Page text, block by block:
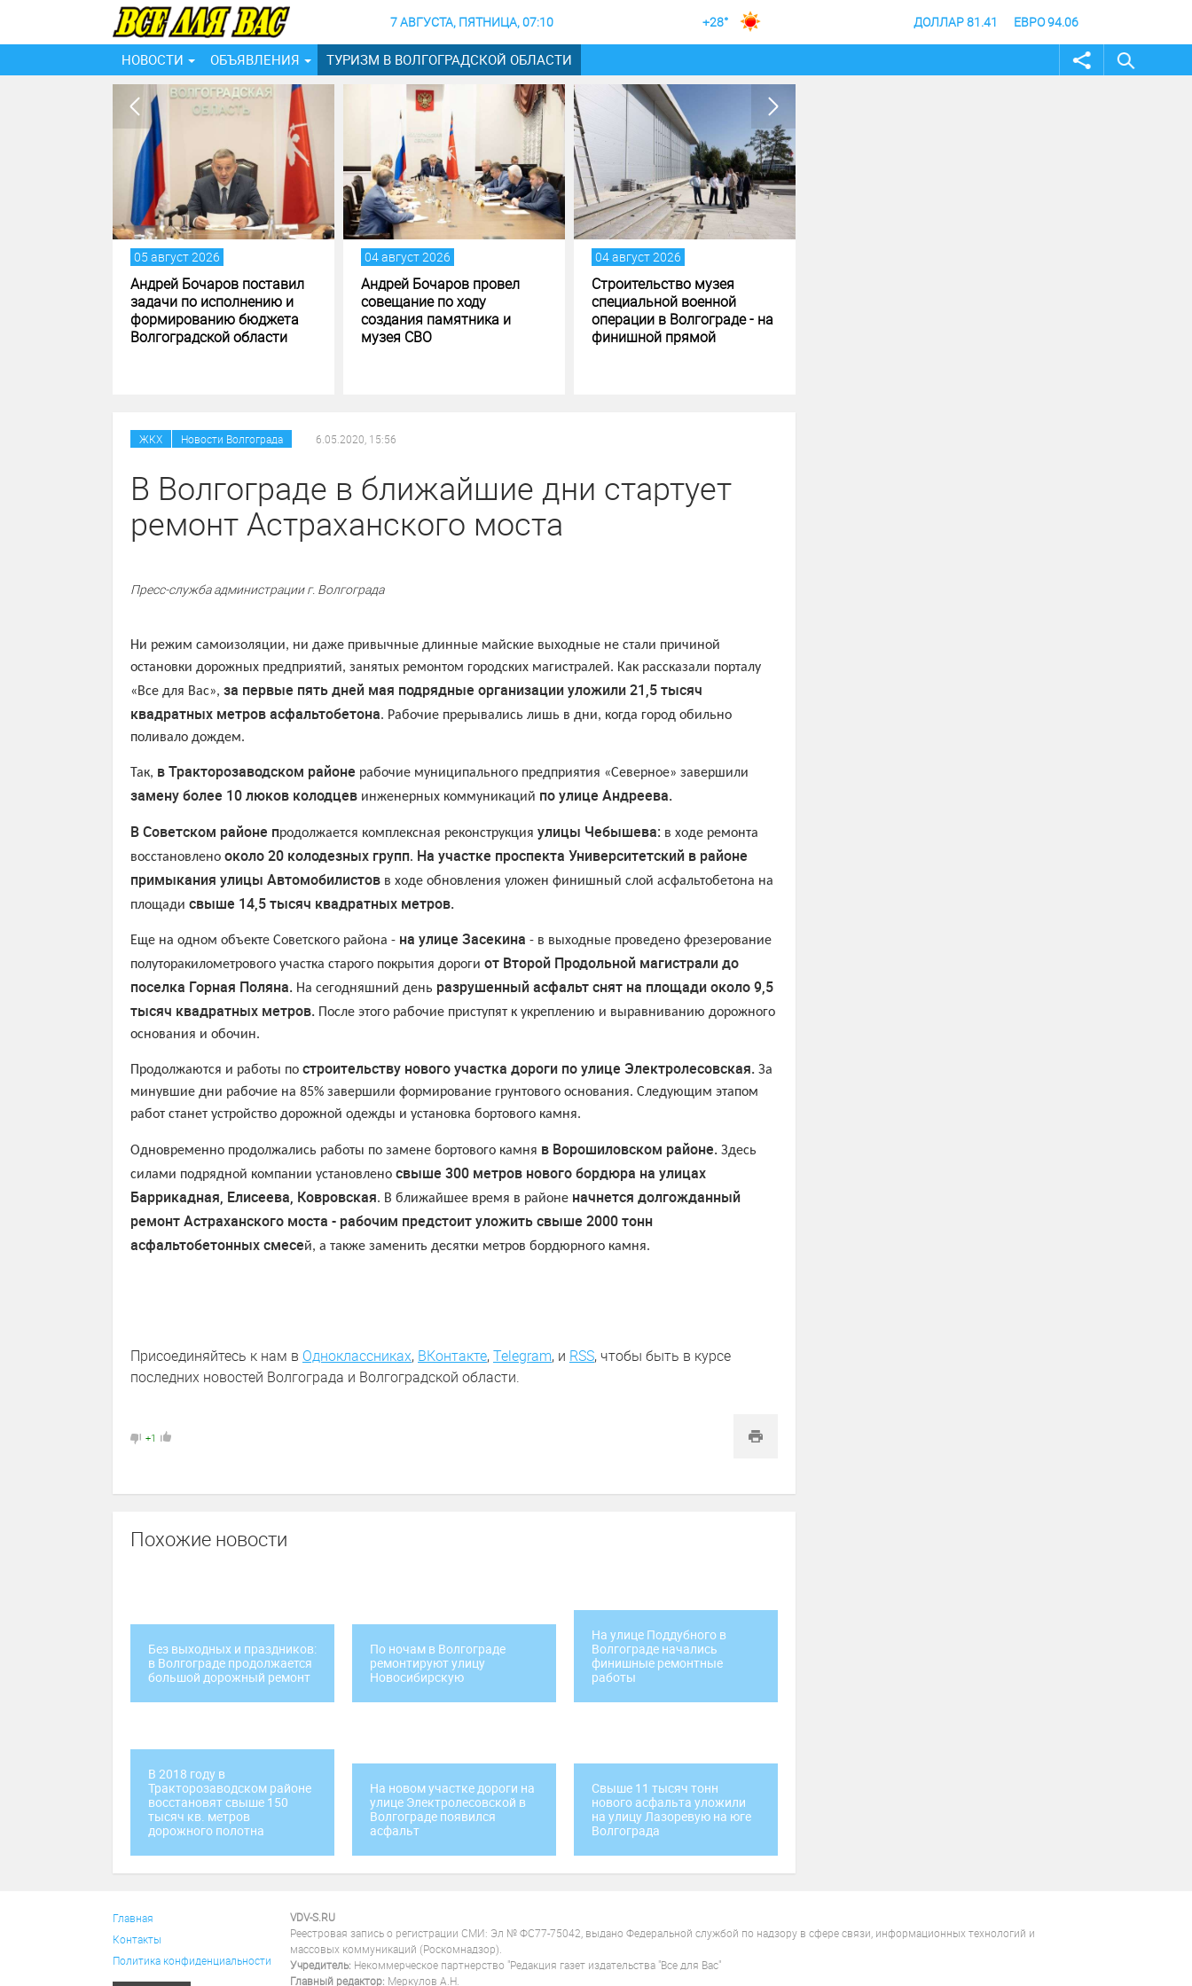
7 АВГУСТА, ПЯТНИЦА, 07:10 +28° ДОЛЛАР 81.41 ЕВРО 94.06
НОВОСТИ ОБЪЯВЛЕНИЯ ТУРИЗМ В ВОЛГОГРАДСКОЙ ОБЛАСТИ
05 август 2026
Андрей Бочаров поставил
задачи по исполнению и
формированию бюджета
Волгоградской области
04 август 2026
Андрей Бочаров провел
совещание по ходу
создания памятника и
музея СВО
04 август 2026
Строительство музея
специальной военной
операции в Волгограде - на
финишной прямой
ЖКХ Новости Волгограда 6.05.2020, 15:56
В Волгограде в ближайшие дни стартует
ремонт Астраханского моста
Пресс-служба администрации г. Волгограда
Ни режим самоизоляции, ни даже привычные длинные майские выходные не стали причиной
остановки дорожных предприятий, занятых ремонтом городских магистралей. Как рассказали порталу
«Все для Вас», за первые пять дней мая подрядные организации уложили 21,5 тысяч
квадратных метров асфальтобетона. Рабочие прерывались лишь в дни, когда город обильно
поливало дождем.
Так, в Тракторозаводском районе рабочие муниципального предприятия «Северное» завершили
замену более 10 люков колодцев инженерных коммуникаций по улице Андреева.
В Советском районе продолжается комплексная реконструкция улицы Чебышева: в ходе ремонта
восстановлено около 20 колодезных групп. На участке проспекта Университетский в районе
примыкания улицы Автомобилистов в ходе обновления уложен финишный слой асфальтобетона на
площади свыше 14,5 тысяч квадратных метров.
Еще на одном объекте Советского района - на улице Засекина - в выходные проведено фрезерование
полуторакилометрового участка старого покрытия дороги от Второй Продольной магистрали до
поселка Горная Поляна. На сегодняшний день разрушенный асфальт снят на площади около 9,5
тысяч квадратных метров. После этого рабочие приступят к укреплению и выравниванию дорожного
основания и обочин.
Продолжаются и работы по строительству нового участка дороги по улице Электролесовская. За
минувшие дни рабочие на 85% завершили формирование грунтового основания. Следующим этапом
работ станет устройство дорожной одежды и установка бортового камня.
Одновременно продолжались работы по замене бортового камня в Ворошиловском районе. Здесь
силами подрядной компании установлено свыше 300 метров нового бордюра на улицах
Баррикадная, Елисеева, Ковровская. В ближайшее время в районе начнется долгожданный
ремонт Астраханского моста - рабочим предстоит уложить свыше 2000 тонн
асфальтобетонных смесей, а также заменить десятки метров бордюрного камня.
Присоединяйтесь к нам в Одноклассниках, ВКонтакте,Telegram, и RSS, чтобы быть в курсе
последних новостей Волгограда и Волгоградской области.
+1
Похожие новости
Без выходных и праздников:
в Волгограде продолжается
большой дорожный ремонт
По ночам в Волгограде
ремонтируют улицу
Новосибирскую
На улице Поддубного в
Волгограде начались
финишные ремонтные
работы
В 2018 году в
Тракторозаводском районе
восстановят свыше 150
тысяч кв. метров
дорожного полотна
На новом участке дороги на
улице Электролесовской в
Волгограде появился
асфальт
Свыше 11 тысяч тонн
нового асфальта уложили
на улицу Лазоревую на юге
Волгограда
Главная
Контакты
Политика конфиденциальности
VDV-S.RU
Реестровая запись о регистрации СМИ: Эл № ФС77-75042, выдано Федеральной службой по надзору в сфере связи, информационных технологий и
массовых коммуникаций (Роскомнадзор).
Учредитель: Некоммерческое партнерство "Редакция газет издательства "Все для Вас"
Главный редактор: Меркулов А.Н.